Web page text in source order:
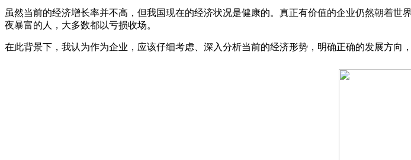
虽然当前的经济增长率并不高，但我国现在的经济状况是健康的。真正有价值的企业仍然朝着
夜暴富的人，大多数都以亏损收场。
在此背景下，我认为作为企业，应该仔细考虑、深入分析当前的经济形势，明确正确的发展方向